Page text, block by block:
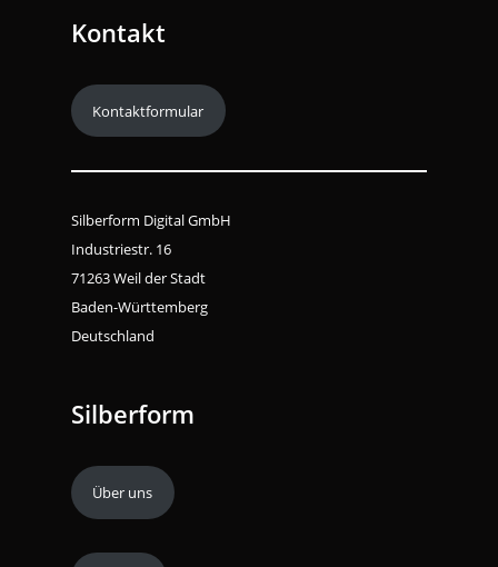
Kontakt
Kontaktformular
Silberform Digital GmbH
Industriestr. 16
71263 Weil der Stadt
Baden-Württemberg
Deutschland
Silberform
Über uns